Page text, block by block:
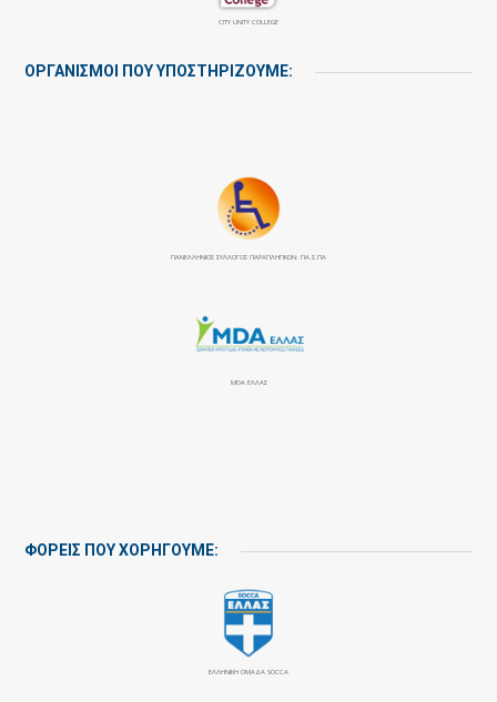
CITY UNITY COLLEGE
ΟΡΓΑΝΙΣΜΟΙ ΠΟΥ ΥΠΟΣΤΗΡΙΖΟΥΜΕ:
ΠΑΝΕΛΛΉΝΙΟΣ ΣΎΛΛΟΓΟΣ ΠΑΡΑΠΛΗΓΙΚΏΝ: ΠΑ.Σ.ΠΑ
MDA ΕΛΛΑΣ
ΦΟΡΕΙΣ ΠΟΥ ΧΟΡΗΓΟΥΜΕ:
ΕΛΛΗΝΙΚΗ ΟΜΑΔΑ SOCCA